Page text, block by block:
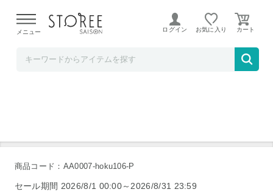
よる配送遅延が発生しております。
メニュー ログイン お気に入り
電気酒燗器 7143389 MSK-252 新潟燕三条
商品コード：AA0007-hoku106-P
セール期間 2026/8/1 00:00～2026/8/31 23:59